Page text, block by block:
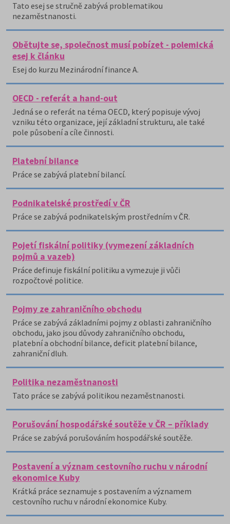
Tato esej se stručně zabývá problematikou
nezaměstnanosti.
Obětujte se, společnost musí pobízet - polemická
esej k článku
Esej do kurzu Mezinárodní finance A.
OECD - referát a hand-out
Jedná se o referát na téma OECD, který popisuje vývoj
vzniku této organizace, její základní strukturu, ale také
pole působení a cíle činnosti.
Platební bilance
Práce se zabývá platební bilancí.
Podnikatelské prostředí v ČR
Práce se zabývá podnikatelským prostředním v ČR.
Pojetí fiskální politiky (vymezení základních
pojmů a vazeb)
Práce definuje fiskální politiku a vymezuje ji vůči
rozpočtové politice.
Pojmy ze zahraničního obchodu
Práce se zabývá základními pojmy z oblasti zahraničního
obchodu, jako jsou důvody zahraničního obchodu,
platební a obchodní bilance, deficit platební bilance,
zahraniční dluh.
Politika nezaměstnanosti
Tato práce se zabývá politikou nezaměstnanosti.
Porušování hospodářské soutěže v ČR – příklady
Práce se zabývá porušováním hospodářské soutěže.
Postavení a význam cestovního ruchu v národní
ekonomice Kuby
Krátká práce seznamuje s postavením a významem
cestovního ruchu v národní ekonomice Kuby.